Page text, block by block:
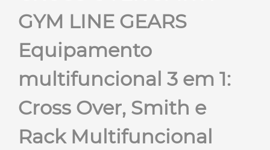
GYM LINE GEARS
Equipamento
multifuncional 3 em 1:
Cross Over, Smith e
Rack Multifuncional